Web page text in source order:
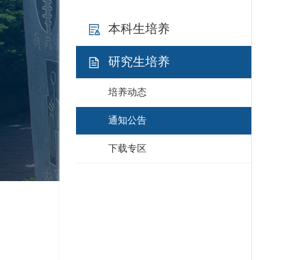
本科生培养
研究生培养
培养动态
通知公告
下载专区